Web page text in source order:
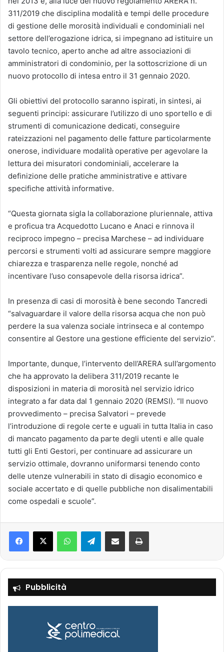
311/2019 che disciplina modalità e tempi delle procedure
di gestione delle morosità individuali e condominiali nel
settore dell’erogazione idrica, si impegnano ad istituire un
tavolo tecnico, aperto anche ad altre associazioni di
amministratori di condominio, per la sottoscrizione di un
nuovo protocollo di intesa entro il 31 gennaio 2020.
Gli obiettivi del protocollo saranno ispirati, in sintesi, ai
seguenti principi: assicurare l’utilizzo di uno sportello e di
strumenti di comunicazione dedicati, conseguire
rateizzazioni nel pagamento delle fatture particolarmente
onerose, individuare modalità operative per agevolare la
lettura dei misuratori condominiali, accelerare la
definizione delle pratiche amministrative e attivare
specifiche attività informative.
“Questa giornata sigla la collaborazione pluriennale, attiva
e proficua tra Acquedotto Lucano e Anaci e rinnova il
reciproco impegno – precisa Marchese – ad individuare
percorsi e strumenti volti ad assicurare sempre maggiore
chiarezza e trasparenza nelle regole, nonché ad
incentivare l’uso consapevole della risorsa idrica”.
In presenza di casi di morosità è bene secondo Tancredi
“salvaguardare il valore della risorsa acqua che non può
perdere la sua valenza sociale intrinseca e al contempo
consentire al Gestore una gestione efficiente del servizio”.
Importante, dunque, l’intervento dell’ARERA sull’argomento
che ha approvato la delibera 311/2019 recante le
disposizioni in materia di morosità nel servizio idrico
integrato a far data dal 1 gennaio 2020 (REMSI). “Il nuovo
provvedimento – precisa Salvatori – prevede
l’introduzione di regole certe e uguali in tutta Italia in caso
di mancato pagamento da parte degli utenti e alle quale
tutti gli Enti Gestori, per continuare ad assicurare un
servizio ottimale, dovranno uniformarsi tenendo conto
delle utenze vulnerabili in stato di disagio economico e
sociale accertato e di quelle pubbliche non disalimentabili
come ospedali e scuole”.
Telegram
Pubblicità